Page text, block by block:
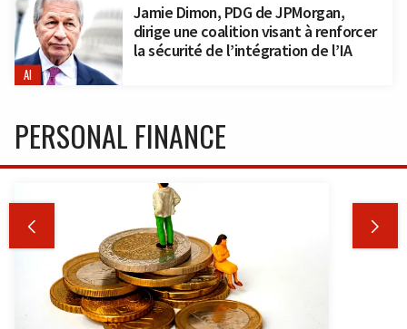
AI
Jamie Dimon, PDG de JPMorgan,
dirige une coalition visant à renforcer
la sécurité de l’intégration de l’IA
PERSONAL FINANCE
 